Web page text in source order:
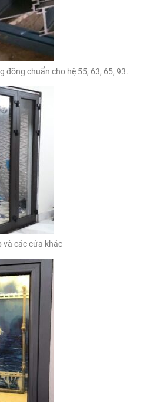
đông chuẩn cho hệ 55, 63, 65, 93.
và các cửa khác